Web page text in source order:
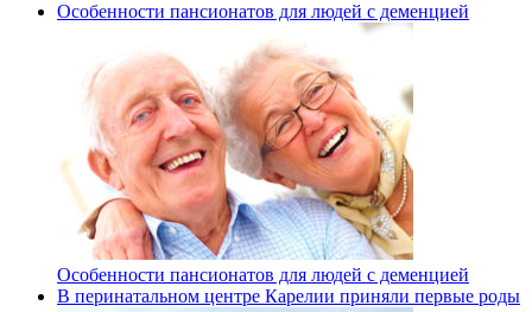
Особенности пансионатов для людей с деменцией
Особенности пансионатов для людей с деменцией
В перинатальном центре Карелии приняли первые роды